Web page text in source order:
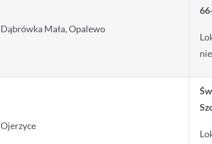
Dąbrówka Mała, Opalewo
Ojerzyce